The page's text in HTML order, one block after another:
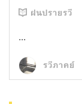
ฝนปรายรวี
...
รวีภาคย์